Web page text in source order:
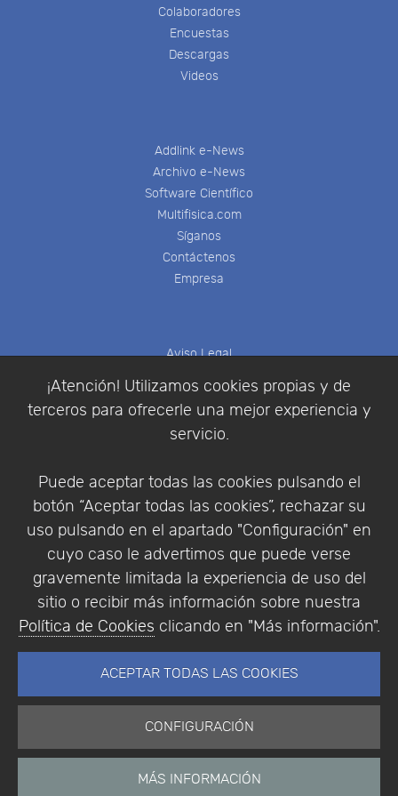
¡Atención! Utilizamos cookies propias y de
terceros para ofrecerle una mejor experiencia y
servicio.
Puede aceptar todas las cookies pulsando el
botón “Aceptar todas las cookies”, rechazar su
uso pulsando en el apartado "Configuración" en
cuyo caso le advertimos que puede verse
gravemente limitada la experiencia de uso del
sitio o recibir más información sobre nuestra
Política de Cookies clicando en "Más información".
ACEPTAR TODAS LAS COOKIES
CONFIGURACIÓN
MÁS INFORMACIÓN
Colaboradores
Encuestas
Descargas
Videos
Addlink e-News
Archivo e-News
Software Científico
Multifisica.com
Síganos
Contáctenos
Empresa
Aviso Legal
Política de Privacidad
Condiciones de compra
Identificarse
Empresa|Aviso Legal| Política de Privacidad |
Política de Cookies
© Copyright 1994 - 2026. Addlink Software
Científico, S.L.
Portugal.